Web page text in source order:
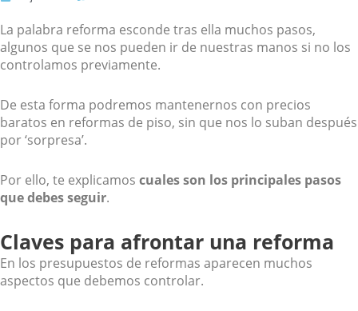
La palabra reforma esconde tras ella muchos pasos,
algunos que se nos pueden ir de nuestras manos si no los
controlamos previamente.
De esta forma podremos mantenernos con precios
baratos en reformas de piso, sin que nos lo suban después
por ‘sorpresa’.
Por ello, te explicamos cuales son los principales pasos
que debes seguir.
Claves para afrontar una reforma
En los presupuestos de reformas aparecen muchos
aspectos que debemos controlar.